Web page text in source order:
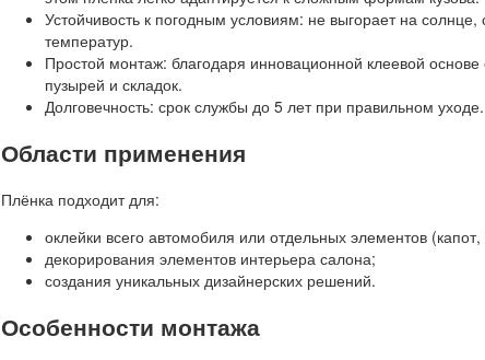
Устойчивость к погодным условиям: не выгорает на солнце,
температур.
Простой монтаж: благодаря инновационной клеевой
пузырей и складок.
Долговечность: срок службы до 5 лет при правильном уходе.
Области применения
Плёнка подходит для:
оклейки всего автомобиля или отдельных элементов
декорирования элементов интерьера салона;
создания уникальных дизайнерских решений.
Особенности монтажа